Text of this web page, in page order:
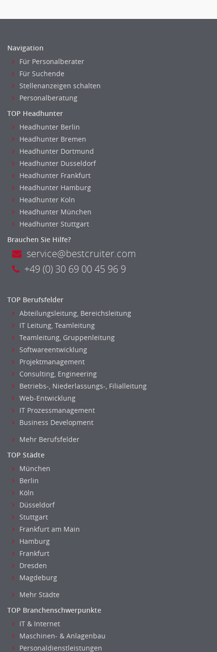
rec2rec
Recruiting, Personalmarketing
Referent
Anwaltschaft
Justiziariat, Rechtsabteilung
Notar-, Justizfachangestellter, Anwaltsfachgehilfe
Notariat
Richter, Justizbeamte
Analyst
Anlageberatung, Vermögensberatung
Asset-/Fonds-Management
Sicherheit
Banken, Finanzdienstleister und Versicherungen Finanzen
Firmenkundengeschäft
Investment-Banking
Kreditanalyse
Mergers & Acquisitions
Privatkundengeschäft
Mathematik, Produkt, Statistik
Versicherung: Sachbearbeitung
Berufsschule
Erwachsenenbildung
Erzieher
Kindergarten, KiTa, Vorschule
Bildung & Soziales Leitung, Teamleitung
Sozialarbeit
Fotografie, Video
Grafik- und Kommunikationsdesign
Medien-, Screen-, Webdesign
Modedesign, Schmuckdesign
Produktdesign, Industriedesign
Theater, Schauspiel, Musik, Tanz
Beschaffungslogistik
Disposition
Entsorgungslogistik
Fuhrparkmanagement
Versicherungen
Naturwissenschaften & Forschung
Navigation
Für Personalberater
Für Suchende
Stellenanzeigen schalten
Personalberatung
TOP Headhunter
Headhunter Berlin
Headhunter Bremen
Headhunter Dortmund
Headhunter Dusseldorf
Headhunter Frankfurt
Headhunter Hamburg
Headhunter Koln
Headhunter München
Headhunter Stuttgart
Brauchen Sie Hilfe?
service@bestcruiter.com
+49 (0) 30 69 00 45 96 9
TOP Berufsfelder
Abteilungsleitung, Bereichsleitung
IT Leitung, Teamleitung
Teamleitung, Gruppenleitung
Softwareentwicklung
Projektmanagement
Consulting, Engineering
Betriebs-, Niederlassungs-, Filialleitung
Web-Entwicklung
IT Prozessmanagement
Business Development
Mehr Berufsfelder
TOP Städte
München
Berlin
Köln
Düsseldorf
Stuttgart
Frankfurt am Main
Hamburg
Frankfurt
Dresden
Magdeburg
Mehr Städte
TOP Branchenschwerpunkte
IT & Internet
Maschinen- & Anlagenbau
Personaldienstleistungen